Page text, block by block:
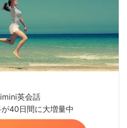
英会話
40日間に大増量中